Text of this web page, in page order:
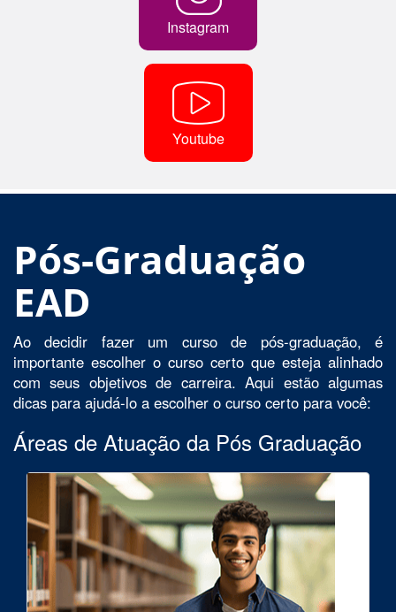
Instagram
Youtube
Pós-Graduação
EAD
Ao decidir fazer um curso de pós-graduação, é
importante escolher o curso certo que esteja alinhado
com seus objetivos de carreira. Aqui estão algumas
dicas para ajudá-lo a escolher o curso certo para você:
Áreas de Atuação da Pós Graduação